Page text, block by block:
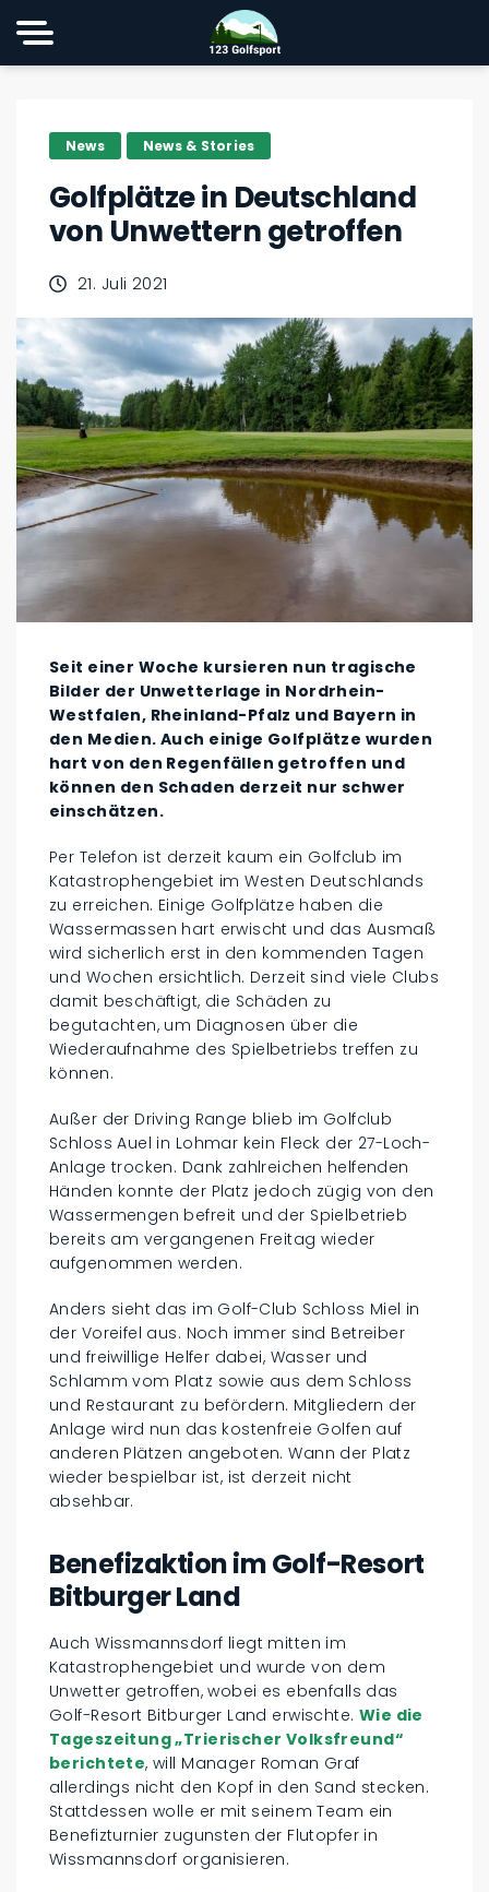
News News & Stories
Golfplätze in Deutschland
von Unwettern getroffen
21. Juli 2021
Seit einer Woche kursieren nun tragische
Bilder der Unwetterlage in Nordrhein-
Westfalen, Rheinland-Pfalz und Bayern in
den Medien. Auch einige Golfplätze wurden
hart von den Regenfällen getroffen und
können den Schaden derzeit nur schwer
einschätzen.
Per Telefon ist derzeit kaum ein Golfclub im
Katastrophengebiet im Westen Deutschlands
zu erreichen. Einige Golfplätze haben die
Wassermassen hart erwischt und das Ausmaß
wird sicherlich erst in den kommenden Tagen
und Wochen ersichtlich. Derzeit sind viele Clubs
damit beschäftigt, die Schäden zu
begutachten, um Diagnosen über die
Wiederaufnahme des Spielbetriebs treffen zu
können.
Außer der Driving Range blieb im Golfclub
Schloss Auel in Lohmar kein Fleck der 27-Loch-
Anlage trocken. Dank zahlreichen helfenden
Händen konnte der Platz jedoch zügig von den
Wassermengen befreit und der Spielbetrieb
bereits am vergangenen Freitag wieder
aufgenommen werden.
Anders sieht das im Golf-Club Schloss Miel in
der Voreifel aus. Noch immer sind Betreiber
und freiwillige Helfer dabei, Wasser und
Schlamm vom Platz sowie aus dem Schloss
und Restaurant zu befördern. Mitgliedern der
Anlage wird nun das kostenfreie Golfen auf
anderen Plätzen angeboten. Wann der Platz
wieder bespielbar ist, ist derzeit nicht
absehbar.
Benefizaktion im Golf-Resort
Bitburger Land
Auch Wissmannsdorf liegt mitten im
Katastrophengebiet und wurde von dem
Unwetter getroffen, wobei es ebenfalls das
Golf-Resort Bitburger Land erwischte. Wie die
Tageszeitung „Trierischer Volksfreund“
berichtete, will Manager Roman Graf
allerdings nicht den Kopf in den Sand stecken.
Stattdessen wolle er mit seinem Team ein
Benefizturnier zugunsten der Flutopfer in
Wissmannsdorf organisieren.